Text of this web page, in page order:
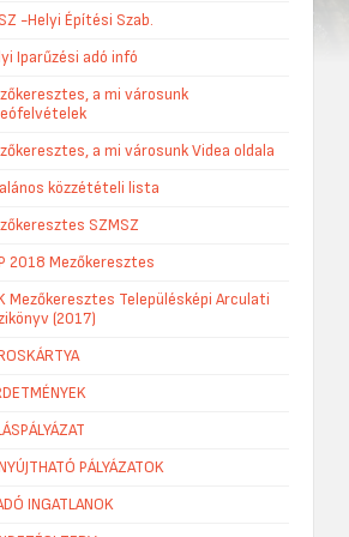
-Helyi Építési Szab.
Iparűzési adó infó
a mi városunk
a mi városunk Videa oldala
közzétételi lista
SZMSZ
2018 Mezőkeresztes
Mezőkeresztes Településképi Arculati
(2017)
PÁLYÁZATOK
INGATLANOK